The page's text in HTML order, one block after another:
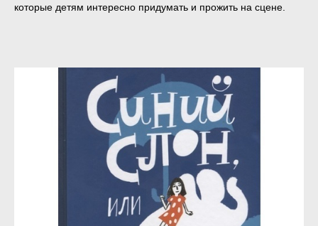
которые детям интересно придумать и прожить на сцене.